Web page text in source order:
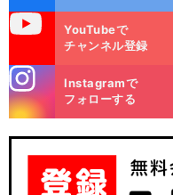
YouTubeで
チャンネル登録
m
Instagramで
フォローする